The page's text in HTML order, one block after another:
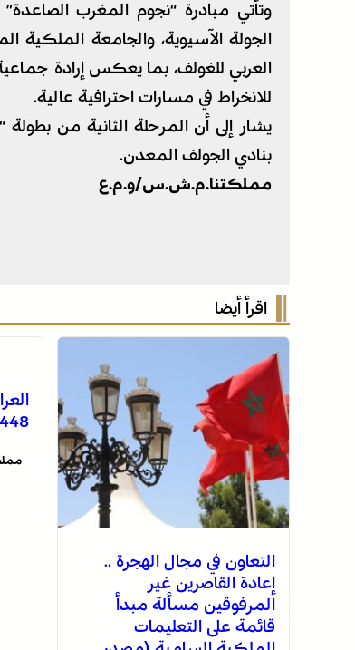
وتأتي مبادرة “نجوم المغرب
الجولة الآسيوية، والجامعة الملكية
العربي للغولف، بما يعكس إرادة
للانخراط في مسارات احترافية عالية.
بنادي الجولف المعدن.
مملكتنا.م.ش.س/و.م.ع
اقرأ أيضا
التعاون في مجال الهجرة ..
إعادة القاصرين غير
المرفوقين مسألة مبدأ
قائمة على التعليمات
448 لمعركة وادي المخازن